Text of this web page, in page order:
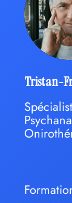
Tristan-